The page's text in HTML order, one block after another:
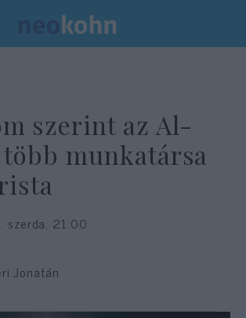
szerint az Al-
több munkatársa
21:00
Jonatán